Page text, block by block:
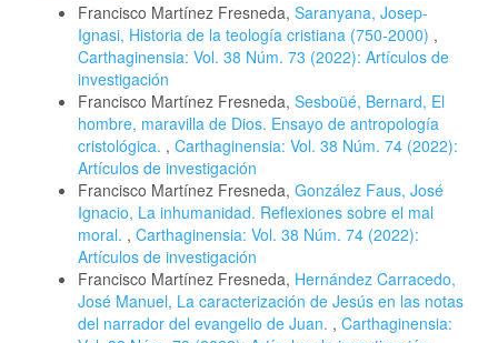
Francisco Martínez Fresneda, Saranyana, Josep-
Ignasi, Historia de la teología cristiana (750-2000) ,
Carthaginensia: Vol. 38 Núm. 73 (2022): Artículos de
investigación
Francisco Martínez Fresneda, Sesboüé, Bernard, El
hombre, maravilla de Dios. Ensayo de antropología
cristológica. , Carthaginensia: Vol. 38 Núm. 74 (2022):
Artículos de investigación
Francisco Martínez Fresneda, González Faus, José
Ignacio, La inhumanidad. Reflexiones sobre el mal
moral. , Carthaginensia: Vol. 38 Núm. 74 (2022):
Artículos de investigación
Francisco Martínez Fresneda, Hernández Carracedo,
José Manuel, La caracterización de Jesús en las notas
del narrador del evangelio de Juan. , Carthaginensia: